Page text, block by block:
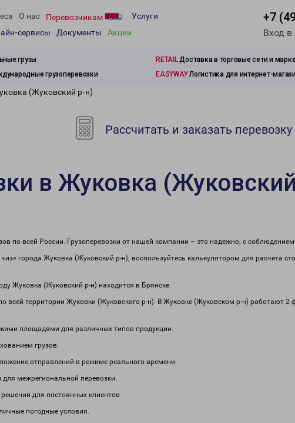
О нас Перевозчикам
Услуги
сервисы
Документы Акции
+7
Вход
грузы RETAILДоставка в торговые сети и
грузоперевозки EASYWAYЛогистика для интернет-
(Жуковский р-н)
Рассчитать и заказать перевозку
в Жуковка
по всей России. Грузоперевозки от нашей компании – это надежно, с
города Жуковка (Жуковский р-н), воспользуйтесь калькулятором для расчета
Жуковка (Жуковский р-н) находится в Брянске.
всей территории Жуковки (Жуковского р-н). В Жуковке (Жуковском р-н) работают
площадями для различных типов продукции.
грузов.
отправлений в режиме реального времени.
межрегиональной перевозки.
для постоянных клиентов.
погодные условия.